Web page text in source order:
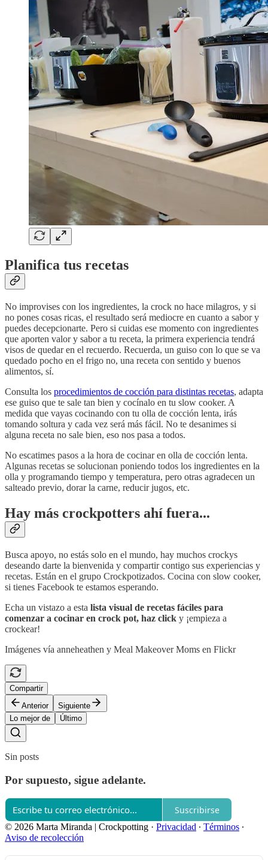
Planifica tus recetas
No improvises con los ingredientes, la crock no hace milagros, y si
no pones cosas ricas, el resultado será mediocre en cuanto a sabor y
puedes decepcionarte. Pero si cuidas ese momento con ingredientes
que aporten valor y sabor a tu receta, la primera experiencia tendrá
visos de quedar en el recuerdo. Recuerda, un guiso con lo que se va
quedado pocho en el frigo no, una receta con sentido y buenos
alimentos, sí.
Consulta los procedimientos de cocción para distintas recetas, adapta
ese guiso que te sale tan bien y cocínalo en tu slow cooker. A
medida que vayas cocinando con tu olla de cocción lenta, irás
tomando soltura y cada vez será más fácil. No te desanimes si
alguna receta no sale bien, eso nos pasa a todos.
No escatimes pasos a la hora de cocinar en olla de cocción lenta.
Algunas recetas se solucionan poniendo todos los ingredientes en la
olla y programando tiempo y temperatura, pero otras agradecen un
salteado previo, dorar la carne, reducir jugos, etc.
Hay más crockpotters ahí fuera...
Busca apoyo, no estás solo en el mundo, hay muchos crockys
deseando darte la bienvenida y compartir contigo sus experiencias y
recetas. Están en el grupo Crockpotizados. Cocina con slow cooker,
si tienes Facebook te estamos esperando.
Echa un vistazo a esta lista visual de recetas fáciles para
comenzar a cocinar en crock pot, haz click y ¡empieza a
crockear!
Imágenes vía anneheathen y Meal Makeover Moms en Flickr
Compartir
Anterior
Siguiente
Lo mejor de
Último
Sin posts
Por supuesto, sigue adelante.
Suscribirse
© 2026 Marta Miranda | Crockpotting · Privacidad ∙ Términos ∙
Aviso de recolección